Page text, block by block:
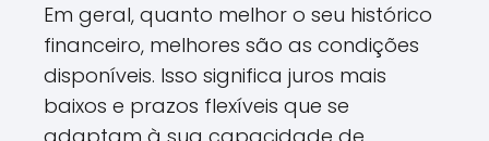
Em geral, quanto melhor o seu histórico
financeiro, melhores são as condições
disponíveis. Isso significa juros mais
baixos e prazos flexíveis que se